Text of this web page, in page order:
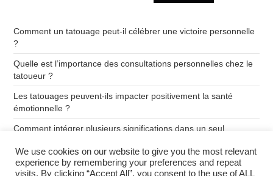
Comment un tatouage peut-il célébrer une victoire personnelle
?
Quelle est l’importance des consultations personnelles chez le
tatoueur ?
Les tatouages peuvent-ils impacter positivement la santé
émotionnelle ?
Comment intégrer plusieurs significations dans un seul
Quelle est la signification des tatouages de dragon ?
We use cookies on our website to give you the most relevant
experience by remembering your preferences and repeat
visits. By clicking “Accept All”, you consent to the use of ALL